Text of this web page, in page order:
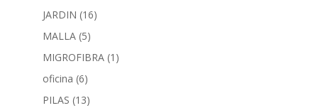
JARDIN (16)
MALLA (5)
MIGROFIBRA (1)
oficina (6)
PILAS (13)